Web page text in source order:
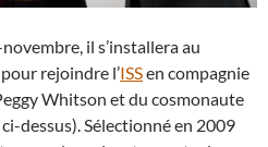
il s’installera au
rejoindre l’ISSen compagnie
Whitson et du cosmonaute
dessus). Sélectionné en 2009